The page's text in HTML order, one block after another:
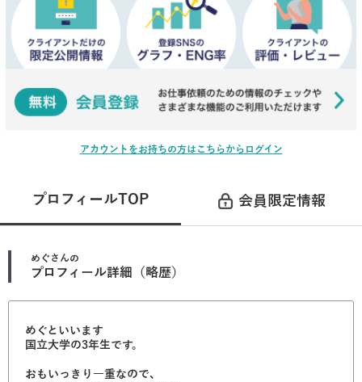
アカウントをお持ちの方はこちらからログイン
プロフィールTOP 会員限定情報
めぐ さんの
プロフィール詳細（略歴）
めぐといいます
国立大学の3年生です。
おもいっきり一重なので、